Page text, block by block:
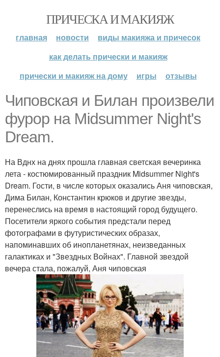
ПРИЧЕСКА И МАКИЯЖ
главная новости
виды макияжа и причесок
как делать прически и макияж
прически и макияж на дому
игры отзывы
Чиповская и Билан произвели
фурор на Midsummer Night's
Dream.
На Вднх на днях прошла главная светская вечеринка
лета - костюмированный праздник Midsummer Night's
Dream. Гости, в числе которых оказались Аня чиповская,
Дима Билан, Константин крюков и другие звезды,
перенеслись на время в настоящий город будущего.
Посетители яркого события предстали перед
фотографами в футуристических образах,
напоминавших об инопланетянах, неизведанных
галактиках и "Звездных Войнах". Главной звездой
вечера стала, пожалуй, Аня чиповская